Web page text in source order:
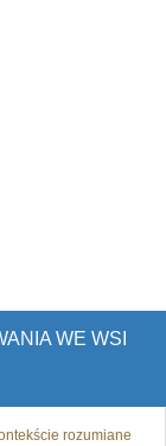
WE WSI
rozumiane